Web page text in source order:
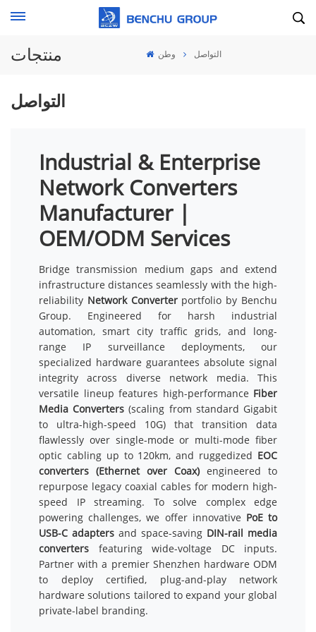
منتجات وطن التواصل
التواصل
Industrial & Enterprise
Network Converters
Manufacturer |
OEM/ODM Services
Bridge transmission medium gaps and extend
infrastructure distances seamlessly with the high-
reliability Network Converterportfolio by Benchu
Group. Engineered for harsh industrial
automation, smart city traffic grids, and long-
range IP surveillance deployments, our
specialized hardware guarantees absolute signal
integrity across diverse network media. This
versatile lineup features high-performance Fiber
Media Converters (scaling from standard Gigabit
to ultra-high-speed 10G) that transition data
flawlessly over single-mode or multi-mode fiber
optic cabling up to 120km, and ruggedized EOC
converters (Ethernet over Coax)engineered to
repurpose legacy coaxial cables for modern high-
speed IP streaming. To solve complex edge
powering challenges, we offer innovative PoE to
USB-C adapters and space-saving DIN-rail media
converters featuring wide-voltage DC inputs.
Partner with a premier Shenzhen hardware ODM
to deploy certified, plug-and-play network
hardware solutions tailored to expand your global
private-label branding.